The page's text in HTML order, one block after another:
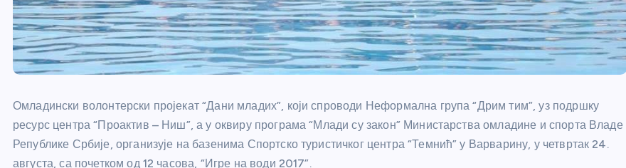
Омладински волонтерски пројекат “Дани младих”, који спроводи Неформална група “Дрим тим”, уз подршку
ресурс центра “Проактив – Ниш”, а у оквиру програма “Млади су закон” Министарства омладине и спорта Владе
Републике Србије, организује на базенима Спортско туристичког центра “Темнић” у Варварину, у четвртак 24.
августа, са почетком од 12 часова, “Игре на води 2017”.